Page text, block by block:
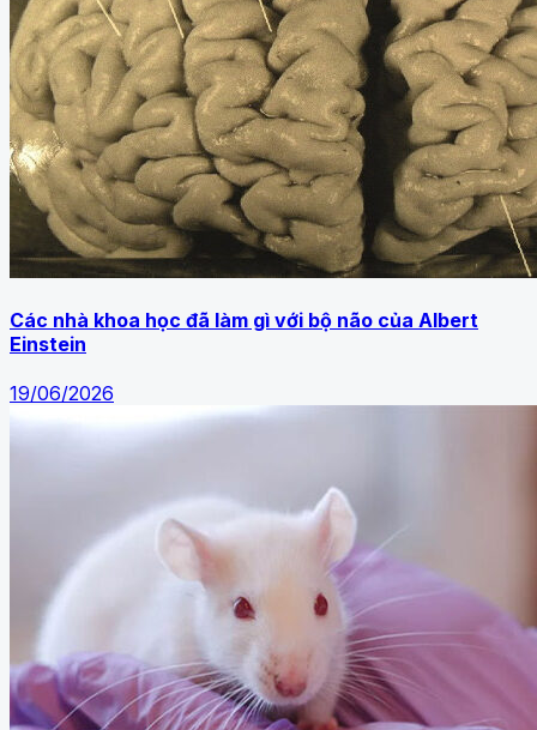
Các nhà khoa học đã làm gì với bộ não của Albert
Einstein
19/06/2026